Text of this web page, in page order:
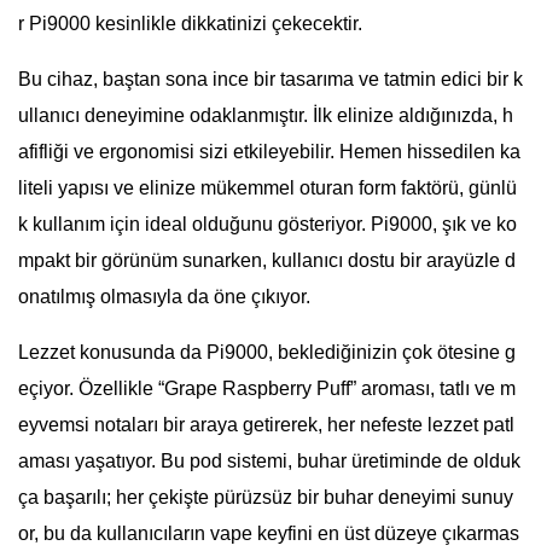
r Pi9000 kesinlikle dikkatinizi çekecektir.
Bu cihaz, baştan sona ince bir tasarıma ve tatmin edici bir k
ullanıcı deneyimine odaklanmıştır. İlk elinize aldığınızda, h
afifliği ve ergonomisi sizi etkileyebilir. Hemen hissedilen ka
liteli yapısı ve elinize mükemmel oturan form faktörü, günlü
k kullanım için ideal olduğunu gösteriyor. Pi9000, şık ve ko
mpakt bir görünüm sunarken, kullanıcı dostu bir arayüzle d
onatılmış olmasıyla da öne çıkıyor.
Lezzet konusunda da Pi9000, beklediğinizin çok ötesine g
eçiyor. Özellikle “Grape Raspberry Puff” aroması, tatlı ve m
eyvemsi notaları bir araya getirerek, her nefeste lezzet patl
aması yaşatıyor. Bu pod sistemi, buhar üretiminde de olduk
ça başarılı; her çekişte pürüzsüz bir buhar deneyimi sunuy
or, bu da kullanıcıların vape keyfini en üst düzeye çıkarmas